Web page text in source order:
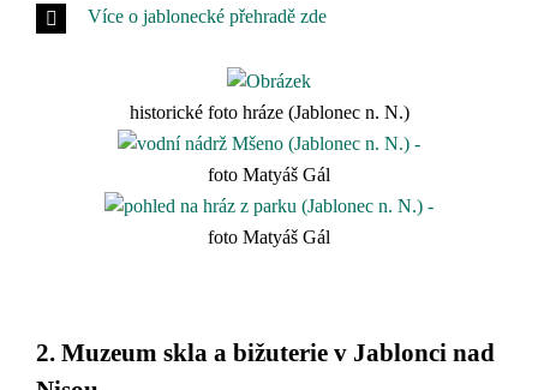
Více o jablonecké přehradě zde
historické foto hráze (Jablonec n. N.)
foto Matyáš Gál
foto Matyáš Gál
2. Muzeum skla a bižuterie v Jablonci nad